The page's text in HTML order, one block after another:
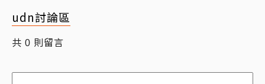
udn討論區
共 0 則留言